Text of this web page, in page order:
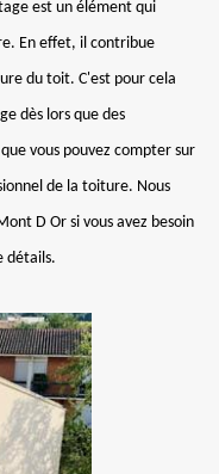
est un élément qui
En effet, il contribue
du toit. C'est pour cela
dès lors que des
vous pouvez compter sur
de la toiture. Nous
D Or si vous avez besoin
détails.